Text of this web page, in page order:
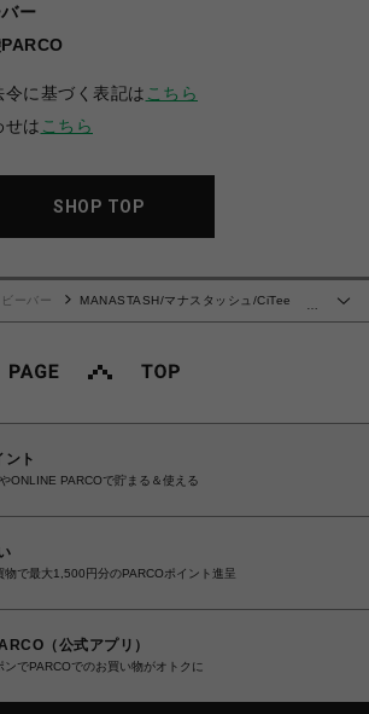
ー
に基づく表記は こちら
せは こちら
SHOP TOP
ビーバー
MANASTASH/マナスタッシュ/CiTee
ント
ONLINE PARCOで貯まる＆使える
物で最大1,500円分のPARCOポイント進呈
（公式アプリ）
ンでPARCOでのお買い物がオトクに